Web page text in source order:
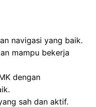
navigasi yang baik.
mampu bekerja
dengan
sah dan aktif.